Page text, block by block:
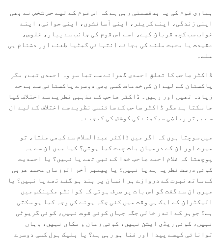
ہماری قوم کی یہ بدقسمتی رہی ہے کہ اس قوم کے لیے جس شخص نے بھی
اپنی زندگی، اپنے کریئر، اپنی آسائشوں، اپنی جوانی، اپنے
خواب سب کچھ قربان کیے، اسے اس قوم کی جانب سے پیار، خلوص،
عقیدت یا محبت ملنے کی بجائے انتہائی گھٹیا طعنے اور دشنام ہی
ملے۔
ڈاکٹر صاحب کا تعلق احمدی گھرانے سے تھا سو وہ احمدی تھے، مگر
پاکستان کے لیے ان کی خدمات کسی بھی دوسرے پاکستانی سے بے حد
زیادہ تھیں اور رہیں۔ ڈاکٹر صاحب کے مذہبی نظریے سے اختلاف کیا
جا سکتا ہے مگر ڈاکٹر صاحب کے سائنسی نظریے سے اختلاف کے لیے ان
سے بہتر ریاضی سیکھنے کی کوشش کی کیجیے۔
میں سوچتا ہوں کہ اگر میں ڈاکٹر عبدالسلام سے کبھی ملتا، تو
میرے اور ان کے درمیان بات چیت کیا ہوتی؟ کیا میں ان سے یہ
پوچھتا کہ غلام احمد صاحب خدا کے نبی تھے یا نہیں؟ یا احمدیت
کوئی درست نظریہ ہے یا نہیں؟ یا پیمبر آخر الرزماں محمد عربی
کے ساتھ نبوت کے دروازے ہر انسان پر بند ہو گئے تھے یا نہیں؟ یا
میری ان سے گفت گو اس بات پر صرف ہوتی کہ کوانٹم مکینکس میں
الیکٹران کے ایک ہی وقت میں کئی جگہ ہونے کی وجہ کیا ہو سکتی
ہے؟ جوہر کے اندر خالی جگہ جہاں کوئی قوت نہیں، کوئی گریوٹی
نہیں، کوئی ریڈی ایشن نہیں، کوئی زمان و مکاں نہیں، وہاں
توانائی کیسے پیدا اور فنا ہو رہی ہے؟ یا بلیک ہول کسی دوسرے